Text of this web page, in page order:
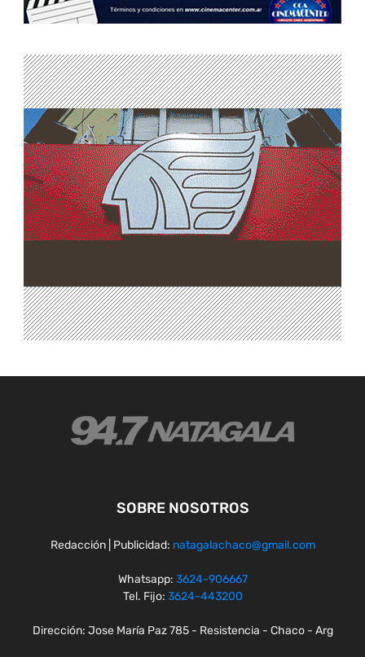
SOBRE NOSOTROS
Redacción | Publicidad: natagalachaco@gmail.com
Whatsapp: 3624-906667
Tel. Fijo: 3624-443200
Dirección: Jose María Paz 785 - Resistencia - Chaco - Arg